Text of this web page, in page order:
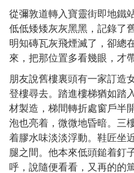
從彌敦道轉入寶靈街即地鐵
低低矮矮灰灰黑黑，記錄了
明知磚瓦灰飛煙滅了，卻總
來，把那位置多看幾眼，才
朋友說舊樓裏頭有一家訂造
登樓尋去。踏進樓梯猶如踏
材製造，梯間轉折處窗戶半
泡也亮着，微微地昏暗。三
着膠水味淡淡浮動。鞋匠坐
腿之間。他本來低頭鎚着釘
呼，說隨便看看，又再的的